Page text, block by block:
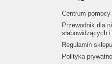
Centrum pomocy
Przewodnik dla
słabowidzących
Regulamin sklepu
Polityka